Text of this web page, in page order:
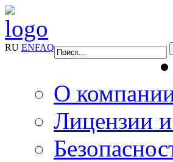
RU ENFAQ
О
Лицензии